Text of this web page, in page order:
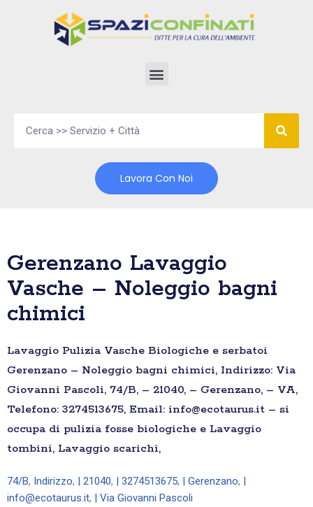
Lavora Con Noi
Gerenzano Lavaggio
Vasche – Noleggio bagni
chimici
Lavaggio Pulizia Vasche Biologiche e serbatoi
Gerenzano – Noleggio bagni chimici, Indirizzo: Via
Giovanni Pascoli, 74/B, – 21040, – Gerenzano, – VA,
Telefono: 3274513675, Email: info@ecotaurus.it – si
occupa di pulizia fosse biologiche e Lavaggio
tombini, Lavaggio scarichi,
74/B, Indirizzo, | 21040, | 3274513675, | Gerenzano,
info@ecotaurus.it, | Via Giovanni Pascoli